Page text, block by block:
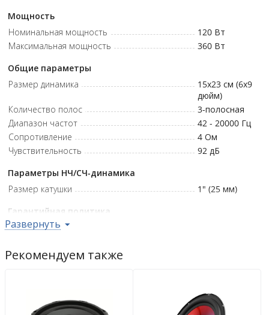
Мощность
Номинальная мощность
120 Вт
Максимальная мощность
360 Вт
Общие параметры
Размер динамика
15x23 см (6x9
дюйм)
Количество полос
3-полосная
Диапазон частот
42 - 20000 Гц
Сопротивление
4 Ом
Чувствительность
92 дБ
Параметры НЧ/СЧ-динамика
Размер катушки
1" (25 мм)
Гарантийная политика
Возврат
Развернуть
Рекомендуем также